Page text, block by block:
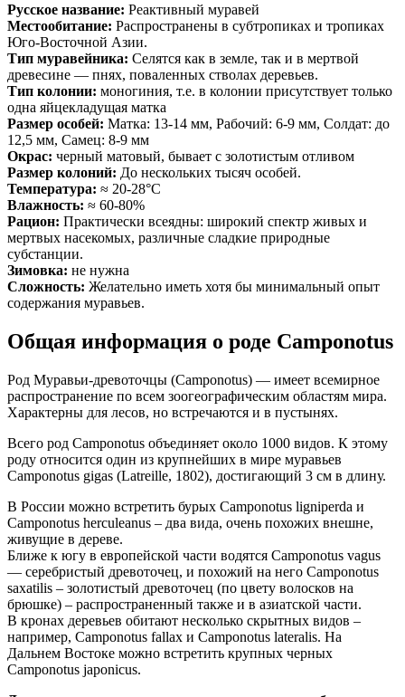
Русское название: Реактивный муравей
Местообитание: Распространены в субтропиках и тропиках
Юго-Восточной Азии.
Тип муравейника: Селятся как в земле, так и в мертвой
древесине — пнях, поваленных стволах деревьев.
Тип колонии: моногиния, т.е. в колонии присутствует только
одна яйцекладущая матка
Размер особей: Матка: 13-14 мм, Рабочий: 6-9 мм, Солдат: до
12,5 мм, Самец: 8-9 мм
Окрас: черный матовый, бывает с золотистым отливом
Размер колоний: До нескольких тысяч особей.
Температура: ≈ 20-28°С
Влажность: ≈ 60-80%
Рацион: Практически всеядны: широкий спектр живых и
мертвых насекомых, различные сладкие природные
субстанции.
Зимовка: не нужна
Сложность: Желательно иметь хотя бы минимальный опыт
содержания муравьев.
Общая информация о роде Camponotus
Род Муравьи-древоточцы (Camponotus) — имеет всемирное
распространение по всем зоогеографическим областям мира.
Характерны для лесов, но встречаются и в пустынях.
Всего род Camponotus объединяет около 1000 видов. К этому
роду относится один из крупнейших в мире муравьев
Camponotus gigas (Latreille, 1802), достигающий 3 см в длину.
В России можно встретить бурых Camponotus ligniperda и
Camponotus herculeanus – два вида, очень похожих внешне,
живущие в дереве.
Ближе к югу в европейской части водятся Camponotus vagus
— серебристый древоточец, и похожий на него Camponotus
saxatilis – золотистый древоточец (по цвету волосков на
брюшке) – распространенный также и в азиатской части.
В кронах деревьев обитают несколько скрытных видов –
например, Camponotus fallax и Camponotus lateralis. На
Дальнем Востоке можно встретить крупных черных
Camponotus japonicus.